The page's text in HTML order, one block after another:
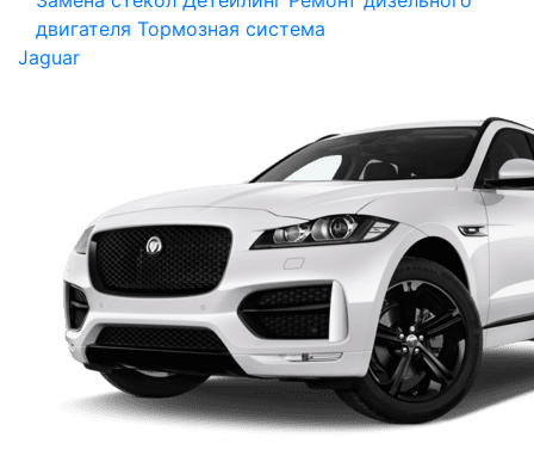
двигателя Тормозная система
Jaguar